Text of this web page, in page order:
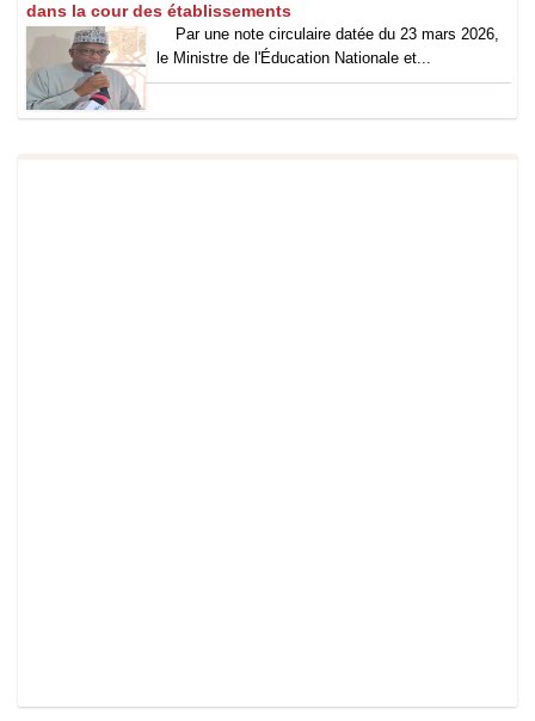
dans la cour des établissements
Par une note circulaire datée du 23 mars 2026,
le Ministre de l'Éducation Nationale et...